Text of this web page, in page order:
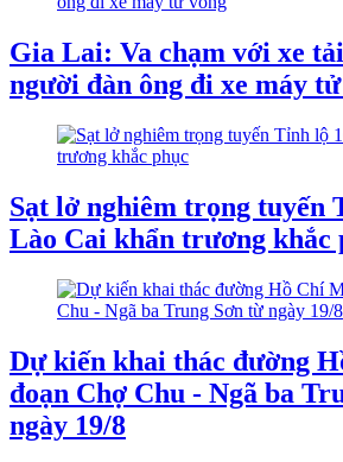
Gia Lai: Va chạm với xe
người đàn ông đi xe máy
Sạt lở nghiêm trọng tuyến
Lào Cai khẩn trương khắc
Dự kiến khai thác đường
đoạn Chợ Chu - Ngã ba
ngày 19/8